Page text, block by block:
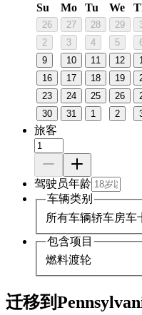
Su
Mo Tu We
26 27 28 29
2
3 4 5
9
10 11 12
16
17 18 19
23
24 25 26
30
31 1 2
旅客
驾驶员年龄
车辆类别
所有车辆轿车房车
包含项目
燃料渡轮
迁移到